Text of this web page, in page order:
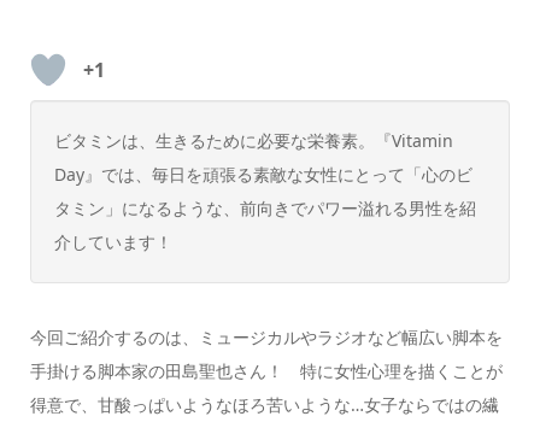
+1
ビタミンは、生きるために必要な栄養素。『Vitamin
Day』では、毎日を頑張る素敵な女性にとって「心のビ
タミン」になるような、前向きでパワー溢れる男性を紹
介しています！
今回ご紹介するのは、ミュージカルやラジオなど幅広い脚本を
手掛ける脚本家の田島聖也さん！ 特に女性心理を描くことが
得意で、甘酸っぱいようなほろ苦いような…女子ならではの繊